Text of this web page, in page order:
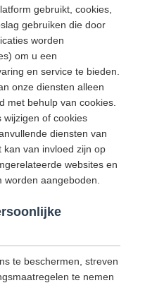
gebruikt, cookies,
gebruiken die door
worden
om u een
en service te bieden.
onze diensten alleen
met behulp van cookies.
wijzigen of cookies
diensten van
van invloed zijn op
websites en
aangeboden.
te beschermen, streven
te nemen